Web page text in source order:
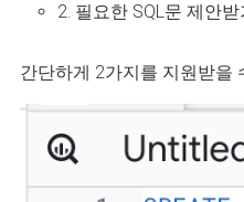
2. 필요한 SQL문 제안받
간단하게 2가지를 지원받을